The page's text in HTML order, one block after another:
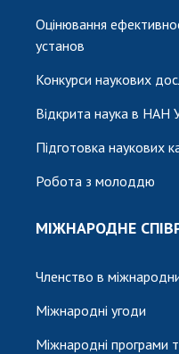
Оцінювання
установ
Конкурси наукових
Відкрита наука в НАН
Підготовка наукових
Робота з молоддю
МІЖНАРОДНЕ
Членство в
Міжнародні угоди
Міжнародні програми